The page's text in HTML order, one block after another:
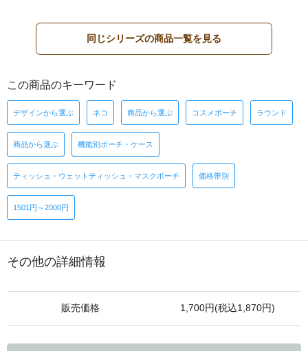
同じシリーズの商品一覧を見る
この商品のキーワード
デザインから選ぶ ネコ 商品から選ぶ コスメポーチ ラウンド
商品から選ぶ 機能別ポーチ・ケース
ティッシュ・ウェットティッシュ・マスクポーチ 価格帯別
1501円～2000円
その他の詳細情報
販売価格 1,700円(税込1,870円)